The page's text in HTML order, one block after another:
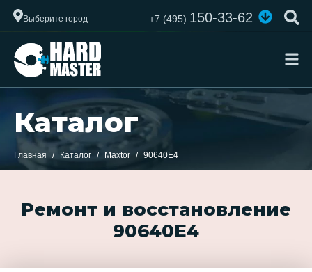
Выберите город +7 (495)150-33-62
Каталог
Главная Каталог Maxtor 90640E4
Ремонт и восстановление
90640E4